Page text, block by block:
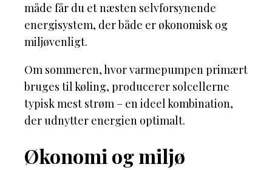
måde får du et næsten selvforsynende
energisystem, der både er økonomisk og
miljøvenligt.
Om sommeren, hvor varmepumpen primært
bruges til køling, producerer solcellerne
typisk mest strøm – en ideel kombination,
der udnytter energien optimalt.
Økonomi og miljø